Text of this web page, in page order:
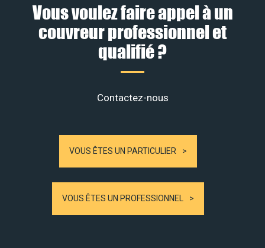
Vous voulez faire appel à un
couvreur professionnel et
qualifié ?
Contactez-nous
VOUS ÊTES UN PARTICULIER
VOUS ÊTES UN PROFESSIONNEL